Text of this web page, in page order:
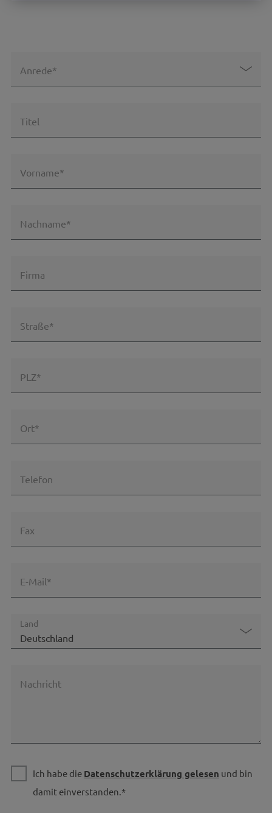
Anrede*
Titel
Vorname*
Nachname*
Firma
Straße*
PLZ*
Ort*
Telefon
Fax
E-Mail*
Land
Nachricht
Ich habe die Datenschutzerklärung gelesen und bin
damit einverstanden.*